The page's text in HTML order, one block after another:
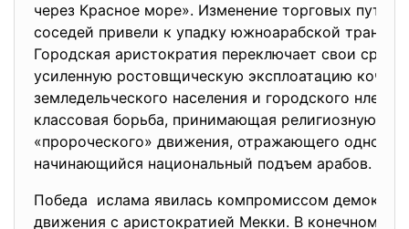
через Красное море». Изменение торговых путей
соседей привели к упадку южноарабской
Городская аристократия переключает свои
усиленную ростовщическую эксплоатацию
земледельческого населения и городского
классовая борьба, принимающая религиозную
«пророческого» движения, отражающего
начинающийся национальный подъем арабов.
Победа ислама явилась компромиссом
движения с аристократией Мекки. В конечном